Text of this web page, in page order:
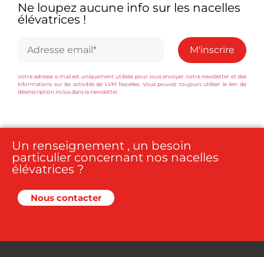
Ne loupez aucune info sur les nacelles
élévatrices !
Votre adresse e-mail est uniquement utilisée pour vous envoyer notre newsletter et des
informations sur les activités de LVM Nacelles. Vous pouvez toujours utiliser le lien de
désinscription inclus dans la newsletter.
Un renseignement , un besoin
particulier concernant nos nacelles
élévatrices ?
Nous contacter